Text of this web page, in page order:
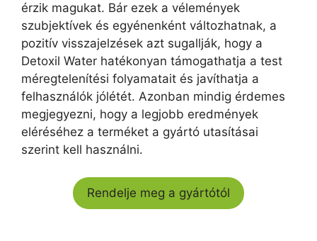
érzik magukat. Bár ezek a vélemények
szubjektívek és egyénenként változhatnak, a
pozitív visszajelzések azt sugallják, hogy a
Detoxil Water hatékonyan támogathatja a test
méregtelenítési folyamatait és javíthatja a
felhasználók jólétét. Azonban mindig érdemes
megjegyezni, hogy a legjobb eredmények
eléréséhez a terméket a gyártó utasításai
szerint kell használni.
Rendelje meg a gyártótól